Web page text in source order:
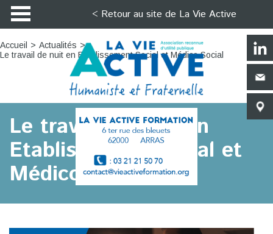
< Retour au site de La Vie Active
Accueil
Actualités
Le travail de nuit en Etablissement Social et Médico Social
Le travail de nuit en
Etablissement Social et
Médico Social